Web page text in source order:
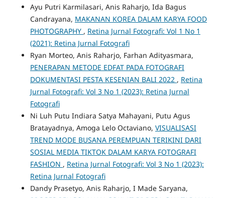
Ayu Putri Karmilasari, Anis Raharjo, Ida Bagus
Candrayana, MAKANAN KOREA DALAM KARYA FOOD
PHOTOGRAPHY , Retina Jurnal Fotografi: Vol 1 No 1
(2021): Retina Jurnal Fotografi
Ryan Morteo, Anis Raharjo, Farhan Adityasmara,
PENERAPAN METODE EDFAT PADA FOTOGRAFI
DOKUMENTASI PESTA KESENIAN BALI 2022 , Retina
Jurnal Fotografi: Vol 3 No 1 (2023): Retina Jurnal
Fotografi
Ni Luh Putu Indiara Satya Mahayani, Putu Agus
Bratayadnya, Amoga Lelo Octaviano, VISUALISASI
TREND MODE BUSANA PEREMPUAN TERIKINI DARI
SOSIAL MEDIA TIKTOK DALAM KARYA FOTOGRAFI
FASHION , Retina Jurnal Fotografi: Vol 3 No 1 (2023):
Retina Jurnal Fotografi
Dandy Prasetyo, Anis Raharjo, I Made Saryana,